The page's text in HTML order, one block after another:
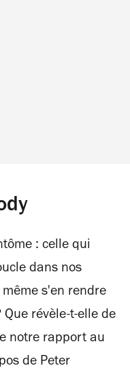
: celle qui
dans nos
s'en rendre
révèle-t-elle de
notre rapport au
de Peter